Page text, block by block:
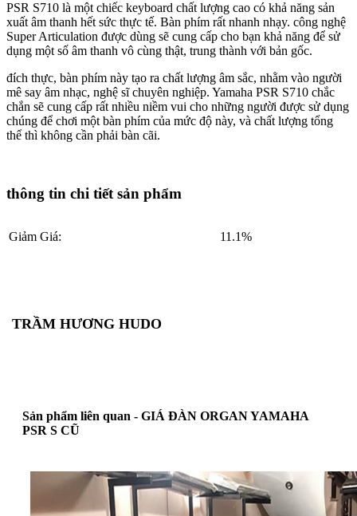
PSR S710 là một chiếc keyboard chất lượng cao có khả năng sản
xuất âm thanh hết sức thực tế. Bàn phím rất nhanh nhạy. công nghệ
Super Articulation được dùng sẽ cung cấp cho bạn khả năng để sử
dụng một số âm thanh vô cùng thật, trung thành với bản gốc.
đích thực, bàn phím này tạo ra chất lượng âm sắc, nhằm vào người
mê say âm nhạc, nghệ sĩ chuyên nghiệp. Yamaha PSR S710 chắc
chắn sẽ cung cấp rất nhiều niềm vui cho những người được sử dụng
chúng để chơi một bàn phím của mức độ này, và chất lượng tổng
thể thì không cần phải bàn cãi.
thông tin chi tiết sản phẩm
Giảm Giá: 11.1%
TRẦM HƯƠNG HUDO
Sản phẩm liên quan - GIÁ ĐÀN ORGAN YAMAHA
PSR S CŨ